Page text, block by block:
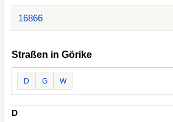
16866
Straßen in Görike
D G W
D